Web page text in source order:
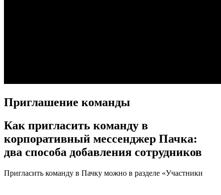
Приглашение команды
Как пригласить команду в
корпоративный мессенджер Пачка:
два способа добавления сотрудников
Пригласить команду в Пачку можно в разделе «Участники